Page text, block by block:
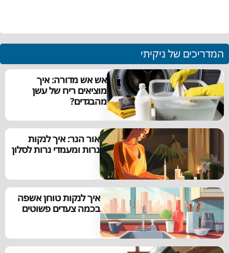
המדריכים של ניקיתי
אש אש מדורה: איך
מוציאים ריח של עשן
מהבגדים?
אור הנר: איך לנקות
נרות ומעמדי נרות לסלון
איך לנקות טוחן אשפה
בכמה צעדים פשוטים